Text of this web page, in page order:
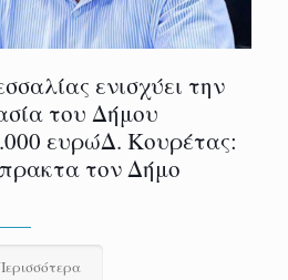
ενισχύει την
του Δήμου
ευρώΔ. Κουρέτας:
τον Δήμο